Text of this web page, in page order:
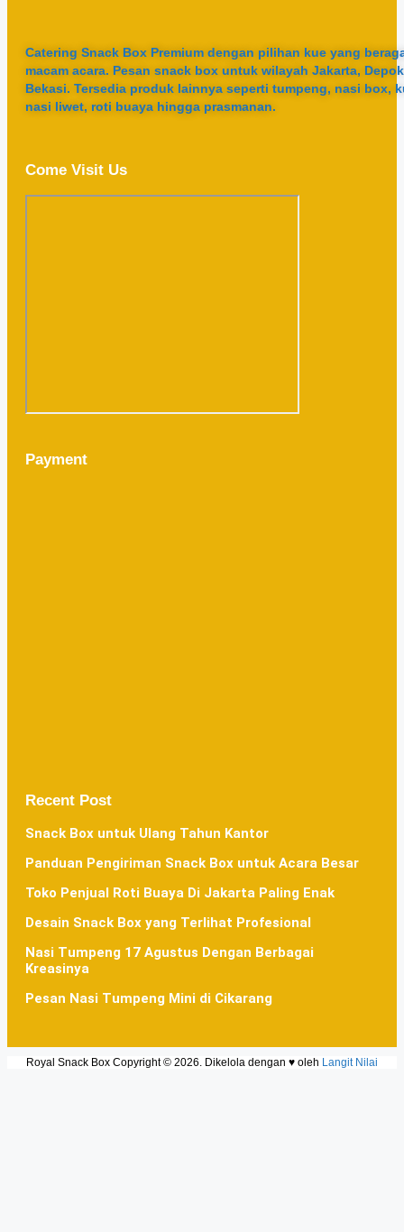
Catering Snack Box Premium dengan pilihan kue yang
macam acara. Pesan snack box untuk wilayah Jakarta,
Bekasi. Tersedia produk lainnya seperti tumpeng, nasi box,
nasi liwet, roti buaya hingga prasmanan.
Come Visit Us
Payment
Recent Post
Snack Box untuk Ulang Tahun Kantor
Panduan Pengiriman Snack Box untuk Acara Besar
Toko Penjual Roti Buaya Di Jakarta Paling Enak
Desain Snack Box yang Terlihat Profesional
Nasi Tumpeng 17 Agustus Dengan Berbagai
Kreasinya
Pesan Nasi Tumpeng Mini di Cikarang
Royal Snack Box Copyright © 2026. Dikelola dengan ♥ oleh Langit Nilai